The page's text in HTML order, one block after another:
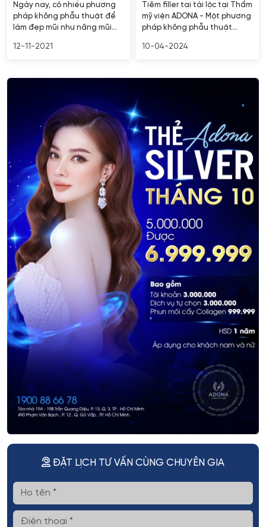
Ngày nay, có nhiều phương
pháp không phẫu thuật để
làm đẹp mũi như nâng mũi
Trong số đó, tiêm filler mũi là
khám phá thêm về tiêm filler
mũi trong bài viết sau.
12-11-2021
Tiêm filler tai tài lộc tại Thẩm
mỹ viện ADONA - Một phương
pháp không phẫu thuật
tai xấu mà còn mang lại cho
10-04-2024
ĐẶT LỊCH TƯ VẤN CÙNG CHUYÊN GIA